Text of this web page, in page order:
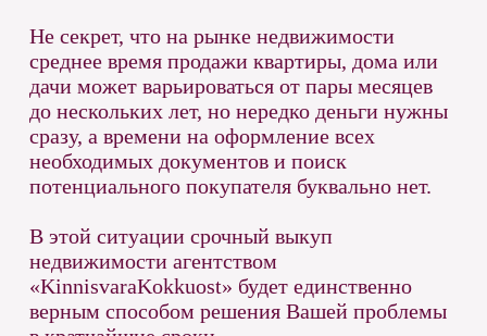
Не секрет, что на рынке недвижимости
среднее время продажи квартиры, дома или
дачи может варьироваться от пары месяцев
до нескольких лет, но нередко деньги нужны
сразу, а времени на оформление всех
необходимых документов и поиск
потенциального покупателя буквально нет.
В этой ситуации срочный выкуп
недвижимости агентством
«KinnisvaraKokkuost» будет единственно
верным способом решения Вашей проблемы